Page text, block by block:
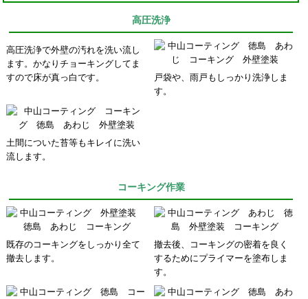
高圧洗浄
高圧洗浄で外壁の汚れを洗い流し
ます。かなりチョーキングしてま
すので床が真っ白です。
戸袋や、雨戸もしっかり洗浄しま
す。
土間についた苔等もキレイに洗い
流します。
コーキング作業
既存のコーキングをしっかり全て
撤去します。
撤去後、コーキングの密着を良く
するためにプライマーを塗布しま
す。